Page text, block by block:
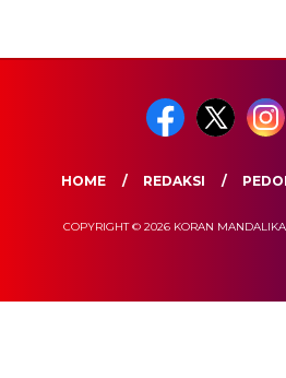
HOME REDAKSI
COPYRIGHT © 2026 KORAN